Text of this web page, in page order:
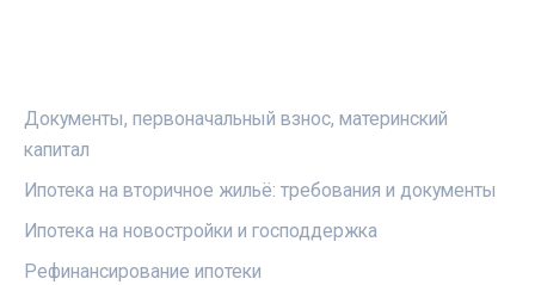
Документы, первоначальный взнос, материнский
капитал
Ипотека на вторичное жильё: требования и документы
Ипотека на новостройки и господдержка
Рефинансирование ипотеки